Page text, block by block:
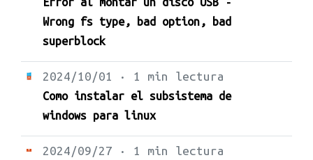
Wrong fs type, bad option, bad
superblock
2024/10/01 · 1 min lectura
Como instalar el subsistema de
windows para linux
2024/09/27 · 1 min lectura